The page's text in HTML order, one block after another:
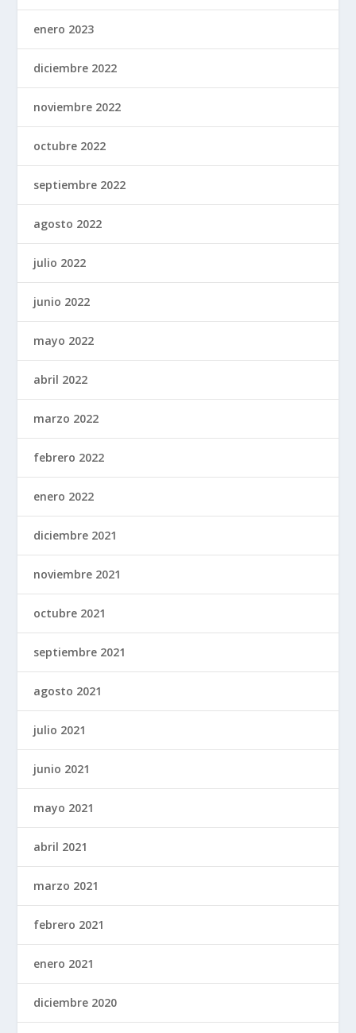
enero 2023
diciembre 2022
noviembre 2022
octubre 2022
septiembre 2022
agosto 2022
julio 2022
junio 2022
mayo 2022
abril 2022
marzo 2022
febrero 2022
enero 2022
diciembre 2021
noviembre 2021
octubre 2021
septiembre 2021
agosto 2021
julio 2021
junio 2021
mayo 2021
abril 2021
marzo 2021
febrero 2021
enero 2021
diciembre 2020